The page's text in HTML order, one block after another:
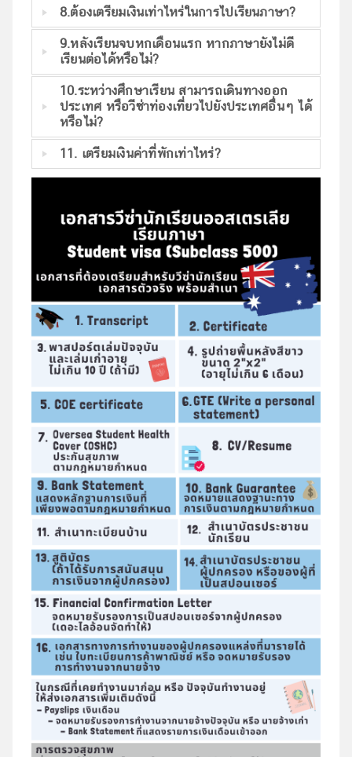
8.ต้องเตรียมเงินเท่าไหร่ในการไปเรียนภาษา?
9.หลังเรียนจบหกเดือนแรก หากภาษายังไม่ดี
เรียนต่อได้หรือไม่?
10.ระหว่างศึกษาเรียน สามารถเดินทางออก
ประเทศ หรือวีซ่าท่องเที่ยวไปยังประเทศอื่นๆ ได้
หรือไม่?
11. เตรียมเงินค่าที่พักเท่าไหร่?